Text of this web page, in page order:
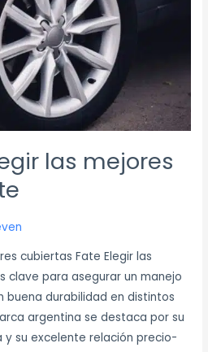
las mejores
cubiertas Fate Elegir las
clave para asegurar un manejo
buena durabilidad en distintos
argentina se destaca por su
y su excelente relación precio-